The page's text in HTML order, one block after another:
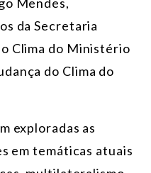
da Secretaria
Clima do Ministério
do Clima do
exploradas as
em temáticas atuais